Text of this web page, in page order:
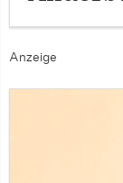
Anzeige